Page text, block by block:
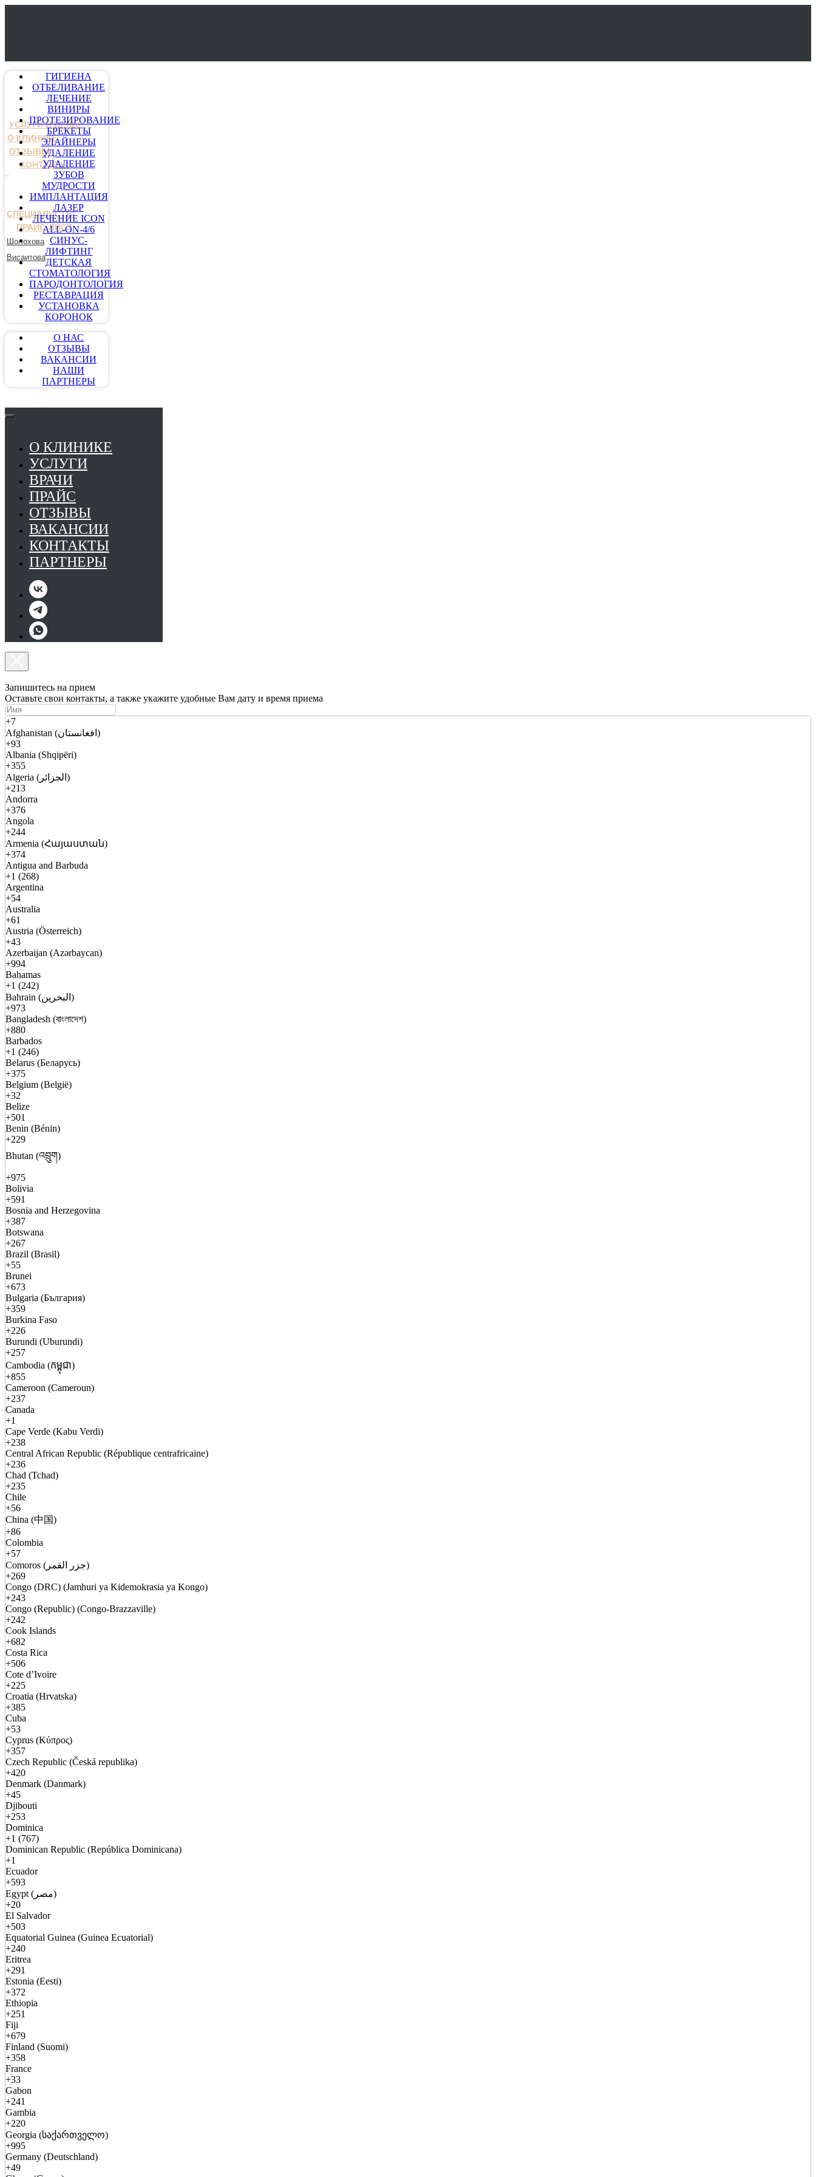
УСЛУГИ И ЦЕНЫ
О КЛИНИКЕ
ОТЗЫВЫ
КОНТАКТЫ
СПЕЦИАЛИСТЫ
ПРАЙС-ЛИСТ
Шолохова
Висаитова
ГИГИЕНА
ОТБЕЛИВАНИЕ
ЛЕЧЕНИЕ
ВИНИРЫ
ПРОТЕЗИРОВАНИЕ
БРЕКЕТЫ
ЭЛАЙНЕРЫ
УДАЛЕНИЕ
УДАЛЕНИЕ
ЗУБОВ
МУДРОСТИ
ИМПЛАНТАЦИЯ
ЛАЗЕР
ЛЕЧЕНИЕ ICON
ALL-ON-4/6
СИНУС-
ЛИФТИНГ
ДЕТСКАЯ
СТОМАТОЛОГИЯ
ПАРОДОНТОЛОГИЯ
РЕСТАВРАЦИЯ
УСТАНОВКА
КОРОНОК
О НАС
ОТЗЫВЫ
ВАКАНСИИ
НАШИ
ПАРТНЕРЫ
О КЛИНИКЕ
УСЛУГИ
ВРАЧИ
ПРАЙС
ОТЗЫВЫ
ВАКАНСИИ
КОНТАКТЫ
ПАРТНЕРЫ
Запишитесь на прием
Оставьте свои контакты, а также укажите удобные Вам дату и время приема
+7
Afghanistan (افغانستان)
+93
Albania (Shqipëri)
+355
Algeria (الجزائر)
+213
Andorra
+376
Angola
+244
Armenia (Հայաստան)
+374
Antigua and Barbuda
+1 (268)
Argentina
+54
Australia
+61
Austria (Österreich)
+43
Azerbaijan (Azərbaycan)
+994
Bahamas
+1 (242)
Bahrain (البحرين)
+973
Bangladesh (বাংলাদেশ)
+880
Barbados
+1 (246)
Belarus (Беларусь)
+375
Belgium (België)
+32
Belize
+501
Benin (Bénin)
+229
Bhutan (འབྲུག)
+975
Bolivia
+591
Bosnia and Herzegovina
+387
Botswana
+267
Brazil (Brasil)
+55
Brunei
+673
Bulgaria (България)
+359
Burkina Faso
+226
Burundi (Uburundi)
+257
Cambodia (កម្ពុជា)
+855
Cameroon (Cameroun)
+237
Canada
+1
Cape Verde (Kabu Verdi)
+238
Central African Republic (République centrafricaine)
+236
Chad (Tchad)
+235
Chile
+56
China (中国)
+86
Colombia
+57
Comoros (جزر القمر)
+269
Congo (DRC) (Jamhuri ya Kidemokrasia ya Kongo)
+243
Congo (Republic) (Congo-Brazzaville)
+242
Cook Islands
+682
Costa Rica
+506
Cote d’Ivoire
+225
Croatia (Hrvatska)
+385
Cuba
+53
Cyprus (Κύπρος)
+357
Czech Republic (Česká republika)
+420
Denmark (Danmark)
+45
Djibouti
+253
Dominica
+1 (767)
Dominican Republic (República Dominicana)
+1
Ecuador
+593
Egypt (مصر)
+20
El Salvador
+503
Equatorial Guinea (Guinea Ecuatorial)
+240
Eritrea
+291
Estonia (Eesti)
+372
Ethiopia
+251
Fiji
+679
Finland (Suomi)
+358
France
+33
Gabon
+241
Gambia
+220
Georgia (საქართველო)
+995
Germany (Deutschland)
+49